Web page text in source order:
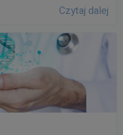
poprawne zlecenie